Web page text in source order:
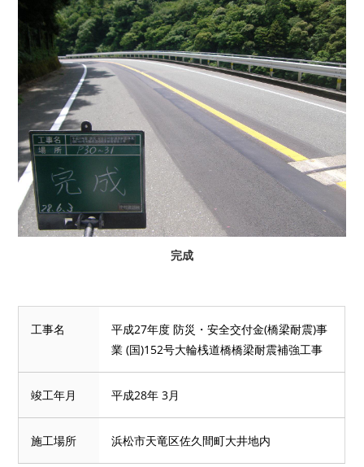
完成
工事名
平成27年度 防災・安全交付金(橋梁耐震)事
業 (国)152号大輪桟道橋橋梁耐震補強工事
竣工年月 平成28年 3月
施工場所 浜松市天竜区佐久間町大井地内